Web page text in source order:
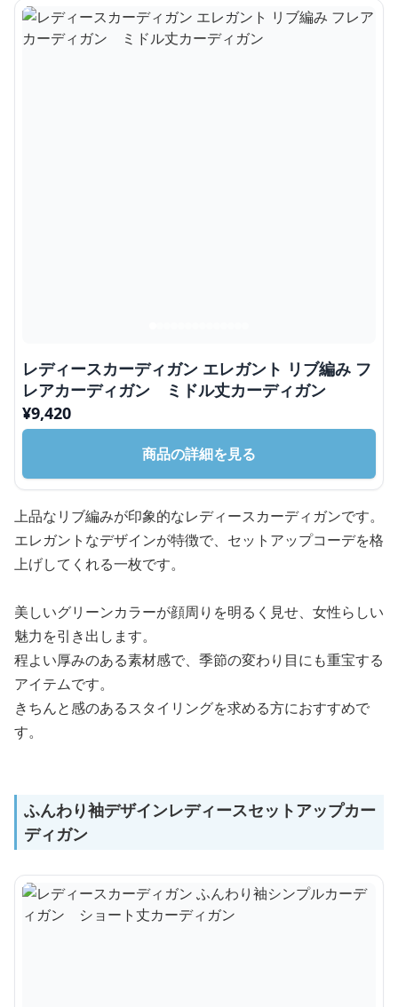
レディースカーディガン エレガント リブ編み フ
レアカーディガン ミドル丈カーディガン
¥9,420
商品の詳細を見る
上品なリブ編みが印象的なレディースカーディガンです。
エレガントなデザインが特徴で、セットアップコーデを格
上げしてくれる一枚です。
美しいグリーンカラーが顔周りを明るく見せ、女性らしい
魅力を引き出します。
程よい厚みのある素材感で、季節の変わり目にも重宝する
アイテムです。
きちんと感のあるスタイリングを求める方におすすめで
す。
ふんわり袖デザインレディースセットアップカー
ディガン